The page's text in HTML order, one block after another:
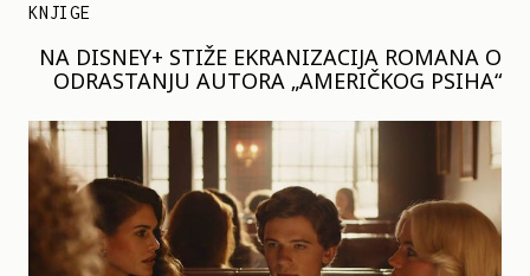
KNJIGE
NA DISNEY+ STIŽE EKRANIZACIJA ROMANA O
ODRASTANJU AUTORA „AMERIČKOG PSIHA“